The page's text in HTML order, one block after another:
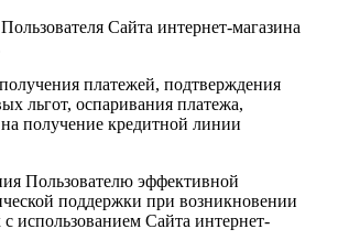
Сайта интернет-магазина
платежей, подтверждения
льгот, оспаривания платежа,
получение кредитной линии
Пользователю эффективной
поддержки при возникновении
использованием Сайта интернет-